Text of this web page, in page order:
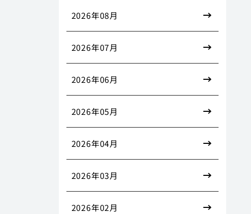
2026年08月
2026年07月
2026年06月
2026年05月
2026年04月
2026年03月
2026年02月